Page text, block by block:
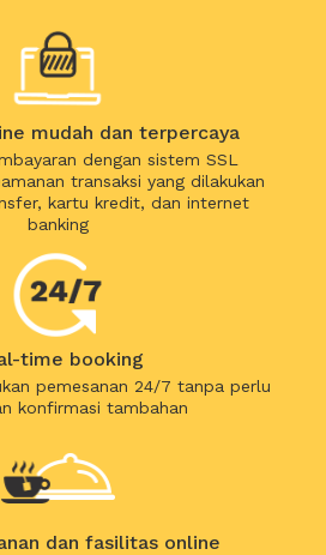
mudah dan terpercaya
dengan sistem SSL
transaksi yang dilakukan
kartu kredit, dan internet
banking
time booking
pemesanan 24/7 tanpa perlu
konfirmasi tambahan
dan fasilitas online